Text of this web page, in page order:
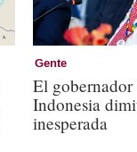
Gente
El
Indonesia
inesperada